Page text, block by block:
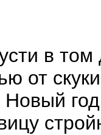
в
от
Новый